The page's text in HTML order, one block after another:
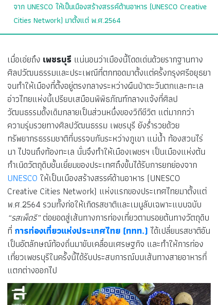
จาก UNESCO ให้เป็นเมืองสร้างสรรค์ด้านอาหาร (UNESCO Creative
Cities Network) มาตั้งแต่ พ.ศ.2564
เมื่อเอ่ยถึง เพชรบุรี แน่นอนว่าเมืองนี้โดดเด่นด้วยรากฐานทาง
ศิลปวัฒนธรรมและประเพณีที่ตกทอดมาตั้งแต่ครั้งกรุงศรีอยุธยา
จนทำให้เมืองที่ตั้งอยู่ตรงกลางระหว่างผืนป่าตะวันตกและทะเล
อ่าวไทยแห่งนี้เปรียบเสมือนพิพิธภัณฑ์กลางแจ้งที่ศิลป
วัฒนธรรมดั้งเดิมกลายเป็นส่วนหนึ่งของวิถีชีวิต แต่มากกว่า
ความรุ่มรวยทางศิลปวัฒนธรรม เพชรบุรี ยังร่ำรวยด้วย
ทรัพยากรธรรมชาติที่บรรจบกันระหว่างภูเขา แม่น้ำ ท้องสวนไร่
นา ไปจนถึงท้องทะเล นั่นจึงทำให้เมืองเพชรฯ เป็นเมืองแห่งต้น
กำเนิดวัตถุดิบชั้นเยี่ยมของประเทศถึงขั้นได้รับการยกย่องจาก
UNESCO ให้เป็นเมืองสร้างสรรค์ด้านอาหาร (UNESCO
Creative Cities Network) แห่งแรกของประเทศไทยมาตั้งแต่
พ.ศ.2564 รวมทั้งก่อให้เกิดรสชาติและเมนูลับเฉพาะแบบฉบับ
“รสเพ็ดรี”ต่อยอดสู่เส้นทางการท่องเที่ยวตามรอยต้นทางวัตถุดิบ
ที่ การท่องเที่ยวแห่งประเทศไทย (ททท.) ได้เปลี่ยนรสชาติอัน
เป็นอัตลักษณ์ท้องถิ่นมาขับเคลื่อนเศรษฐกิจ และทำให้การท่อง
เที่ยวเพชรบุรีในครั้งนี้ได้รับประสบการณ์บนเส้นทางสายอาหารที่
แตกต่างออกไป